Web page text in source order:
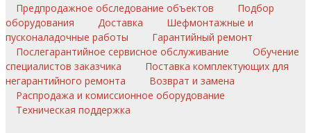
Предпродажное обследование объектов
Подбор
оборудования
Доставка
Шефмонтажные и
пусконаладочные работы
Гарантийный ремонт
Послегарантийное сервисное обслуживание
Обучение
специалистов заказчика
Поставка комплектующих для
негарантийного ремонта
Возврат и замена
Распродажа и комиссионное оборудование
Техническая поддержка